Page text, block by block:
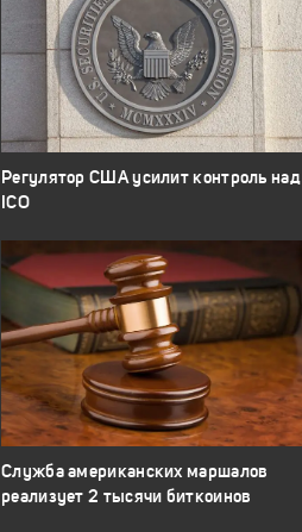
Регулятор США усилит контроль над
ICO
Служба американских маршалов
реализует 2 тысячи биткоинов